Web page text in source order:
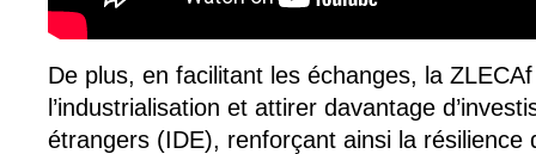
De plus, en facilitant les échanges, la
l’industrialisation et attirer davantage
étrangers (IDE), renforçant ainsi la résilience